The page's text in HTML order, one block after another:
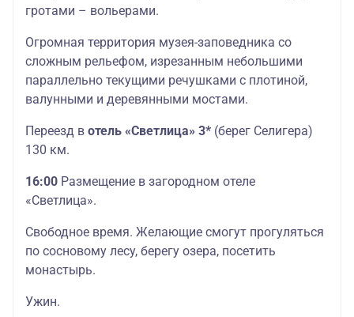
гротами – вольерами.
Огромная территория музея-заповедника со
сложным рельефом, изрезанным небольшими
параллельно текущими речушками с плотиной,
валунными и деревянными мостами.
Переезд в отель «Светлица» 3* (берег Селигера)
130 км.
16:00 Размещение в загородном отеле
«Светлица».
Свободное время. Желающие смогут прогуляться
по сосновому лесу, берегу озера, посетить
монастырь.
Ужин.